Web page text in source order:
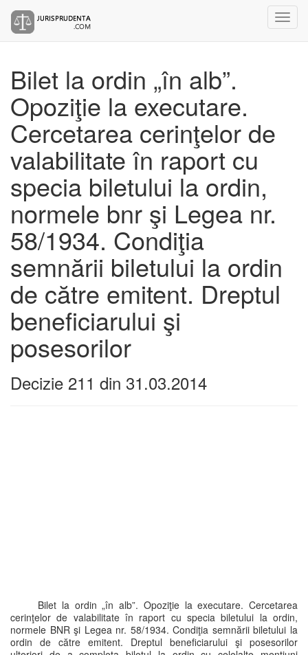
Bilet la ordin „în alb”.
Opoziţie la executare.
Cercetarea cerinţelor de
valabilitate în raport cu
specia biletului la ordin,
normele bnr şi Legea nr.
58/1934. Condiţia
semnării biletului la ordin
de către emitent. Dreptul
beneficiarului şi
posesorilor
Decizie 211 din 31.03.2014
Bilet la ordin „în alb”. Opoziţie la executare. Cercetarea
cerinţelor de valabilitate în raport cu specia biletului la ordin,
normele BNR şi Legea nr. 58/1934. Condiţia semnării biletului la
ordin de către emitent. Dreptul beneficiarului şi posesorilor